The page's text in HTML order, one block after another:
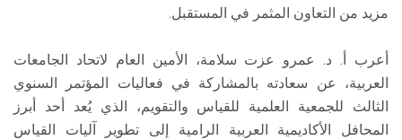
مزيد من التعاون المثمر في المستقبل.
أعرب أ. د. عمرو عزت سلامة، الأمين العام لاتحاد الجامعات
العربية، عن سعادته بالمشاركة في فعاليات المؤتمر السنوي
الثالث للجمعية العلمية للقياس والتقويم، الذي يُعد أحد أبرز
المحافل الأكاديمية العربية الرامية إلى تطوير آليات القياس